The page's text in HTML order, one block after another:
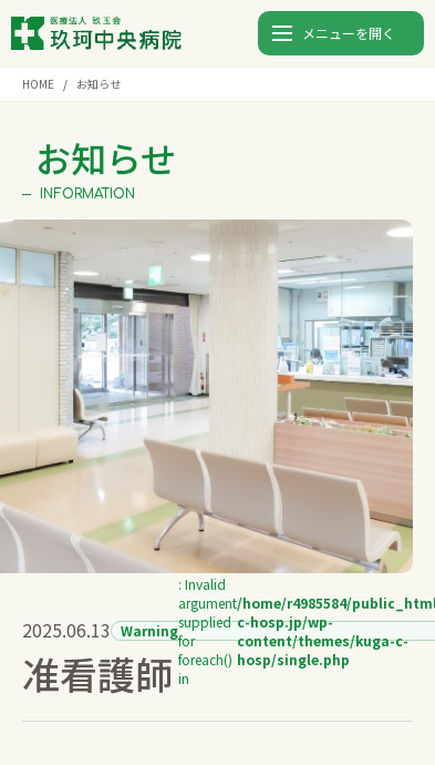
メニューを開く
9:00〜12:00 ⚫︎
TEL. 0827-82-5123
入院
外来
検査
健康診断と人間ドック
部門紹介
HOME お知らせ
お知らせ
INFORMATION
2025.06.13 Warning
: Invalid
argument
supplied
for
foreach()
in
/home/r4985584/
c-hosp.jp/wp-
content/themes/kuga-c-
hosp/single.php
准看護師